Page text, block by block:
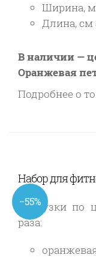
Ширина,
Длина, см
В наличии —
Оранжевая
Подробнее о
−55%
Набор для
Нагрузки по
раза: